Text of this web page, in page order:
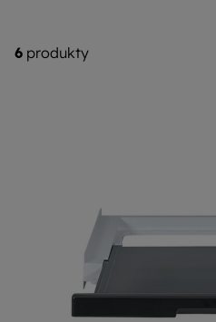
6 produkty